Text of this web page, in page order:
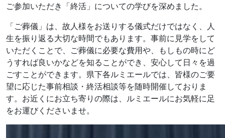
ご参加いただき「終活」についての学びを深めました。
「ご葬儀」は、故人様をお送りする儀式だけではなく、人
生を振り返る大切な時間でもあります。事前に見学をして
いただくことで、ご葬儀に必要な費用や、もしもの時にど
うすれば良いかなどを知ることができ、安心して日々を過
ごすことができます。県下各ルミエールでは、皆様のご要
望に応じた事前相談・終活相談等を随時開催しておりま
す。お近くにお立ち寄りの際は、ルミエールにお気軽に足
をお運びくださいませ。